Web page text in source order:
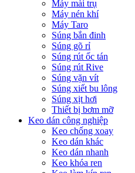
Máy mài trụ
Máy nén khí
Máy Taro
Súng bắn đinh
Súng gõ rỉ
Súng rút ốc tán
Súng rút Rive
Súng vặn vít
Súng xiết bu lông
Súng xịt hơi
Thiết bị bơm mỡ
Keo dán công nghiệp
Keo chống xoay
Keo dán khác
Keo dán nhanh
Keo khóa ren